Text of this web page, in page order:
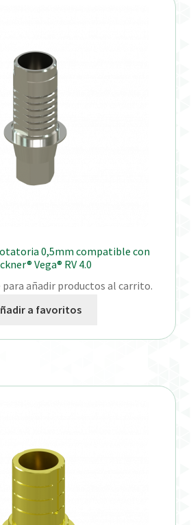
0,5mm compatible con
Vega® RV 4.0
añadir productos al carrito.
a favoritos